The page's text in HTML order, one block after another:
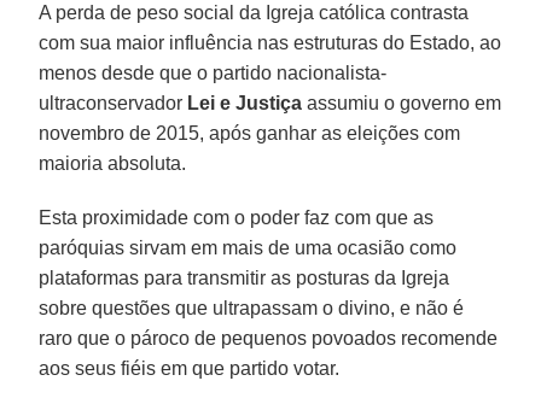
A perda de peso social da Igreja católica contrasta
com sua maior influência nas estruturas do Estado, ao
menos desde que o partido nacionalista-
ultraconservador Lei e Justiça assumiu o governo em
novembro de 2015, após ganhar as eleições com
maioria absoluta.
Esta proximidade com o poder faz com que as
paróquias sirvam em mais de uma ocasião como
plataformas para transmitir as posturas da Igreja
sobre questões que ultrapassam o divino, e não é
raro que o pároco de pequenos povoados recomende
aos seus fiéis em que partido votar.